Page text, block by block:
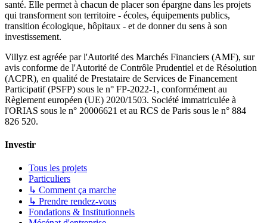
santé. Elle permet à chacun de placer son épargne dans les projets
qui transforment son territoire - écoles, équipements publics,
transition écologique, hôpitaux - et de donner du sens à son
investissement.
Villyz est agréée par l'Autorité des Marchés Financiers (AMF), sur
avis conforme de l'Autorité de Contrôle Prudentiel et de Résolution
(ACPR), en qualité de Prestataire de Services de Financement
Participatif (PSFP) sous le n° FP-2022-1, conformément au
Règlement européen (UE) 2020/1503. Société immatriculée à
l'ORIAS sous le n° 20006621 et au RCS de Paris sous le n° 884
826 520.
Investir
Tous les projets
Particuliers
↳ Comment ça marche
↳ Prendre rendez-vous
Fondations & Institutionnels